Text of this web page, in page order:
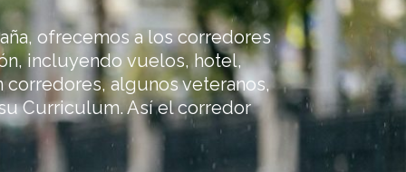
ofrecemos a los corredores
incluyendo vuelos, hotel,
corredores, algunos veteranos,
Curriculum. Así el corredor